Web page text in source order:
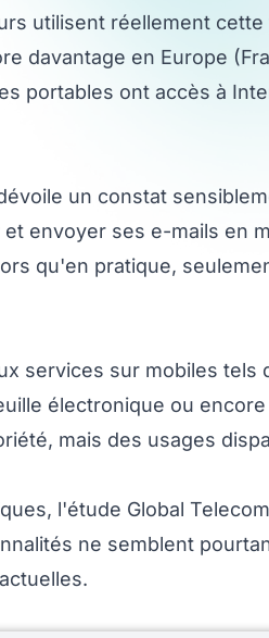
utilisent réellement
davantage en Europe
portables ont accès à
un constat
envoyer ses e-mails en
qu'en pratique,
services sur mobiles tels
électronique ou encore
mais des usages
l'étude Global
ne semblent